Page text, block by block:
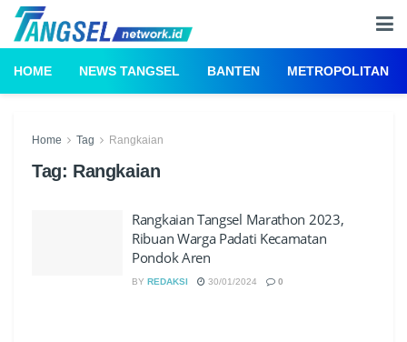
HOME NEWS TANGSEL BANTEN METROPOLITAN
Home Tag Rangkaian
Tag: Rangkaian
Rangkaian Tangsel Marathon 2023,
Ribuan Warga Padati Kecamatan
Pondok Aren
BY REDAKSI 30/01/2024 0